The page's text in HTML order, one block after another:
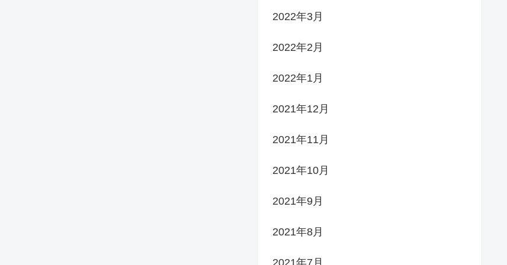
2022年3月
2022年2月
2022年1月
2021年12月
2021年11月
2021年10月
2021年9月
2021年8月
2021年7月